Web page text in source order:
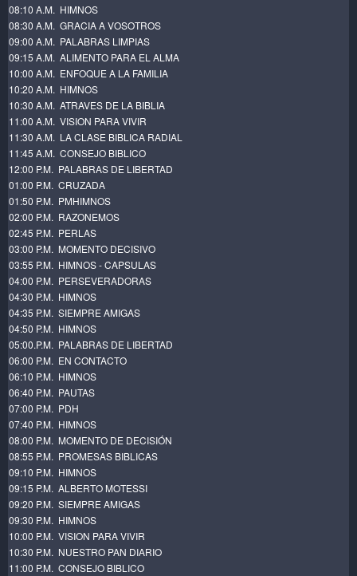
08:10 A.M. HIMNOS
08:30 A.M. GRACIA A VOSOTROS
09:00 A.M. PALABRAS LIMPIAS
09:15 A.M. ALIMENTO PARA EL ALMA
10:00 A.M. ENFOQUE A LA FAMILIA
10:20 A.M. HIMNOS
10:30 A.M. ATRAVES DE LA BIBLIA
11:00 A.M. VISION PARA VIVIR
11:30 A.M. LA CLASE BIBLICA RADIAL
11:45 A.M. CONSEJO BIBLICO
12:00 P.M. PALABRAS DE LIBERTAD
01:00 P.M. CRUZADA
01:50 P.M. PMHIMNOS
02:00 P.M. RAZONEMOS
02:45 P.M. PERLAS
03:00 P.M. MOMENTO DECISIVO
03:55 P.M. HIMNOS - CAPSULAS
04:00 P.M. PERSEVERADORAS
04:30 P.M. HIMNOS
04:35 P.M. SIEMPRE AMIGAS
04:50 P.M. HIMNOS
05:00.P.M. PALABRAS DE LIBERTAD
06:00 P.M. EN CONTACTO
06:10 P.M. HIMNOS
06:40 P.M. PAUTAS
07:00 P.M. PDH
07:40 P.M. HIMNOS
08:00 P.M. MOMENTO DE DECISIÓN
08:55 P.M. PROMESAS BIBLICAS
09:10 P.M. HIMNOS
09:15 P.M. ALBERTO MOTESSI
09:20 P.M. SIEMPRE AMIGAS
09:30 P.M. HIMNOS
10:00 P.M. VISION PARA VIVIR
10:30 P.M. NUESTRO PAN DIARIO
11:00 P.M. CONSEJO BIBLICO